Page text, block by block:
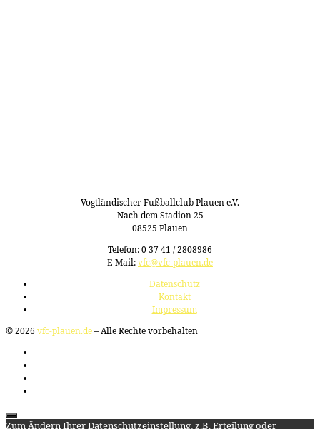
Vogtländischer Fußballclub Plauen e.V.
Nach dem Stadion 25
08525 Plauen
Telefon: 0 37 41 / 2808986
E-Mail:vfc@vfc-plauen.de
Datenschutz
Kontakt
Impressum
© 2026 vfc-plauen.de– Alle Rechte vorbehalten
Zum Ändern Ihrer Datenschutzeinstellung, z.B. Erteilung oder